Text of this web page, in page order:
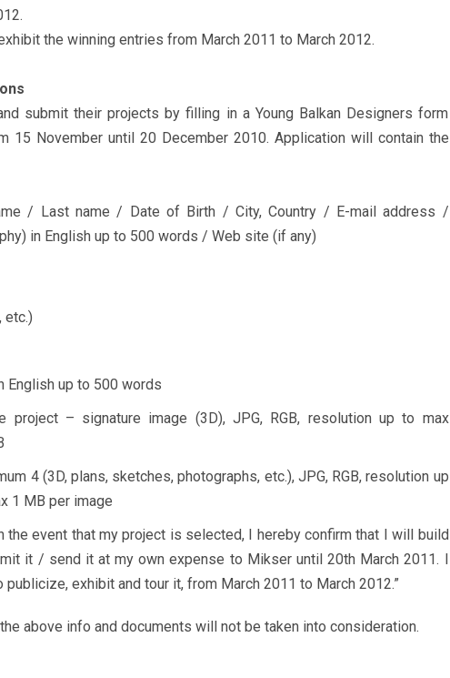
the winning entries from March 2011 to March 2012.
submit their projects by filling in a Young Balkan Designers form
15 November until 20 December 2010. Application will contain the
/ Last name / Date of Birth / City, Country / E-mail address /
in English up to 500 words / Web site (if any)
etc.)
English up to 500 words
– signature image (3D), JPG, RGB, resolution up to max
4 (3D, plans, sketches, photographs, etc.), JPG, RGB, resolution up
1 MB per image
the event that my project is selected, I hereby confirm that I will build
it / send it at my own expense to Mikser until 20th March 2011. I
exhibit and tour it, from March 2011 to March 2012.”
above info and documents will not be taken into consideration.